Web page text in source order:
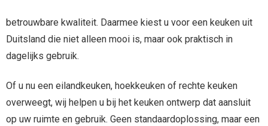
betrouwbare kwaliteit. Daarmee kiest u voor een keuken uit
Duitsland die niet alleen mooi is, maar ook praktisch in
dagelijks gebruik.
Of u nu een eilandkeuken, hoekkeuken of rechte keuken
overweegt, wij helpen u bij het keuken ontwerp dat aansluit
op uw ruimte en gebruik. Geen standaardoplossing, maar een